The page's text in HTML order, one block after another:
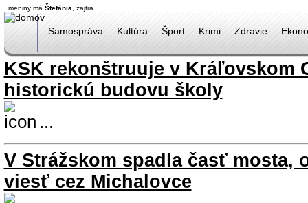
, meniny má Štefánia , zajtra
Samospráva Kultúra Šport Krimi Zdravie
KSK rekonštruuje v Kráľovskom
historickú budovu školy
...
V Strážskom spadla časť mosta,
viesť cez Michalovce